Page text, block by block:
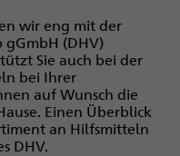
wir eng mit der
(DHV)
Sie auch bei der
bei Ihrer
auf Wunsch die
Einen Überblick
an Hilfsmitteln
DHV.